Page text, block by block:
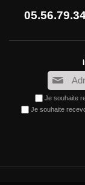
Je souhaite
Je souhaite